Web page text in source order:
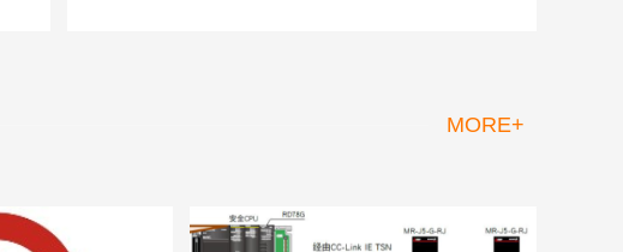
MORE+